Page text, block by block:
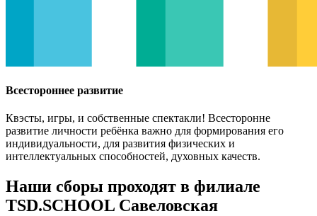
Всестороннее развитие
Квэсты, игры, и собственные спектакли! Всесторонне
развитие личности ребёнка важно для формирования его
индивидуальности, для развития физических и
интеллектуальных способностей, духовных качеств.
Наши сборы проходят в филиале
TSD.SCHOOL Савеловская